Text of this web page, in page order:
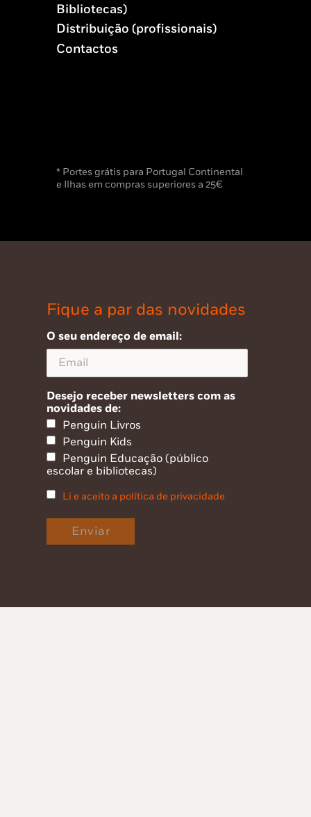
Bibliotecas)
Distribuição (profissionais)
Contactos
* Portes grátis para Portugal Continental
e Ilhas em compras superiores a 25€
Fique a par das novidades
O seu endereço de email:
Desejo receber newsletters com as
novidades de:
Penguin Livros
Penguin Kids
Penguin Educação (público
escolar e bibliotecas)
Li e aceito a política de privacidade